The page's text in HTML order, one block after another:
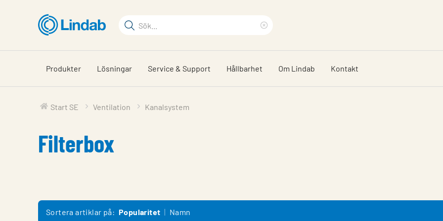
huvudinnehållet
Sökord
på
sajten
sökfras
Produkter Lösningar Service & Support Hållbarhet Om Lindab Kontakt
Start SE Ventilation Kanalsystem
Filterbox
Sortera artiklar på: Popularitet Namn